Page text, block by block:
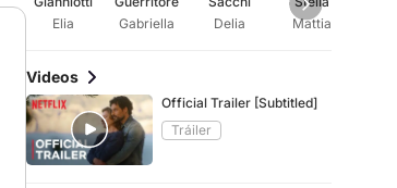
Elia
Gabriella
Delia
Mattia
Videos
Official Trailer [Subtitled]
Tráiler